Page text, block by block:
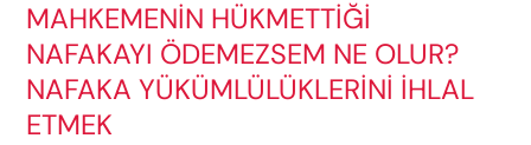
MAHKEMENİN HÜKMETTİĞİ
NAFAKAYI ÖDEMEZSEM NE OLUR?
NAFAKA YÜKÜMLÜLÜKLERİNİ İHLAL
ETMEK